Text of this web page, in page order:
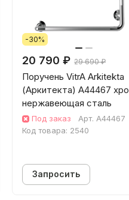
-30%
20 790 ₽ 29 690 ₽
Поручень VitrA Arkitekta
(Аркитекта) A44467
нержавеющая сталь
Под заказ Арт. A44467
Код товара: 2540
Запросить